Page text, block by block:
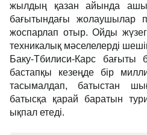
жылдың қазан айында
бағытындағы жолаушылар
жоспарлап отыр. Ойды
техникалық мәселелерді
Баку-Тбилиси-Карс бағыты
бастапқы кезеңде бір
тасымалдап, батыстан
батысқа қарай баратын
ықпал етеді.